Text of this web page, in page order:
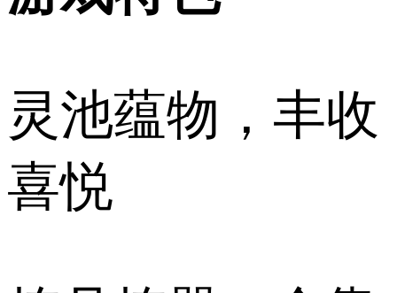
灵池蕴物，丰收
喜悦